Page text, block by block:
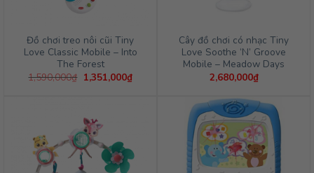
Đồ chơi treo nôi cũi Tiny
Love Classic Mobile – Into
The Forest
1,590,000₫ Giá
gốc
1,351,000₫Giá
hiện
Cây đồ chơi có nhạc Tiny
Love Soothe ‘N’ Groove
Mobile – Meadow Days
2,680,000₫